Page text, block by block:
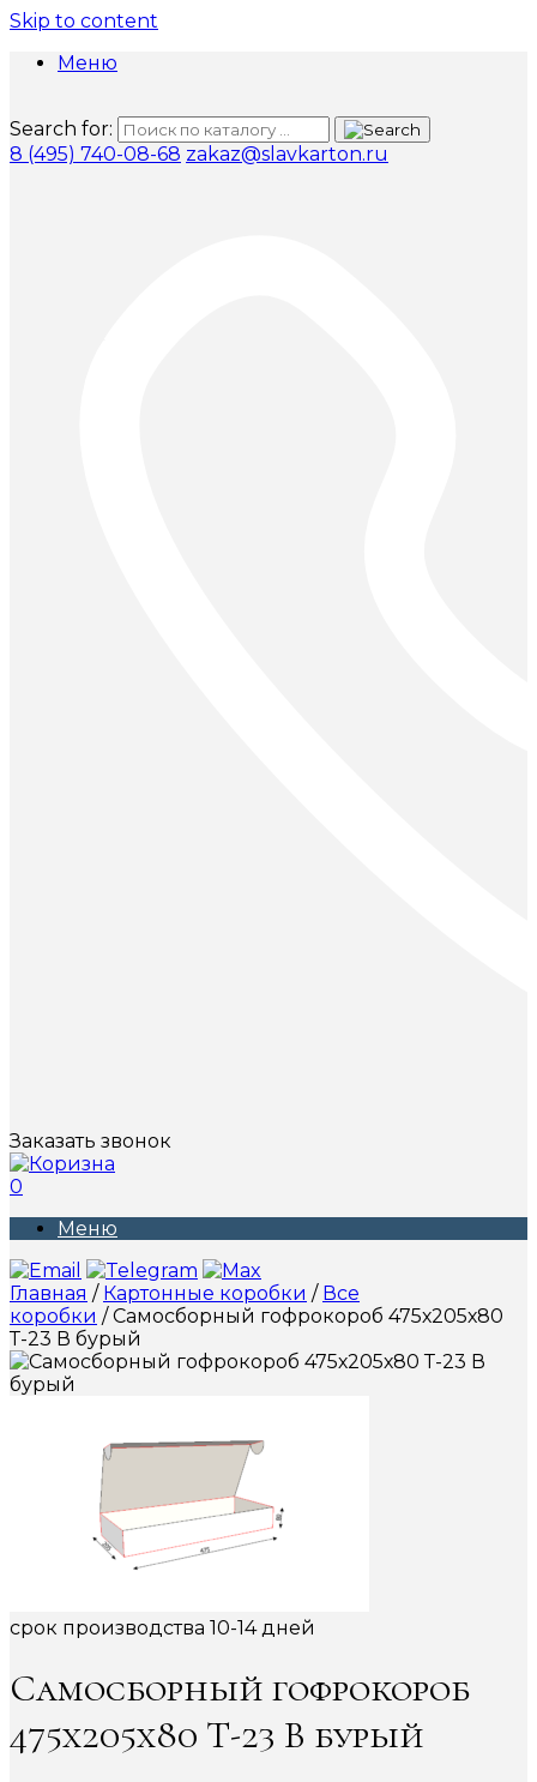
Skip to content
Меню
Search for:
8 (495) 740-08-68 zakaz@slavkarton.ru
Заказать звонок
0
Меню
Главная / Картонные коробки / Все
коробки / Самосборный гофрокороб 475х205х80
Т-23 В бурый
срок производства 10-14 дней
Самосборный гофрокороб
475х205х80 Т-23 В бурый